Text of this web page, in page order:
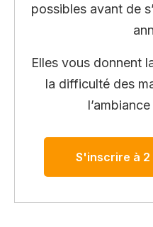
possibles avant de
Elles vous donnent
la difficulté des
S'inscrire à